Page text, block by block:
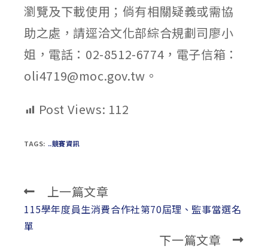
瀏覽及下載使用；倘有相關疑義或需協
助之處，請逕洽文化部綜合規劃司廖小
姐，電話：02-8512-6774，電子信箱：
oli4719@moc.gov.tw。
Post Views: 112
TAGS: ..競賽資訊
Read
more
articles
上一篇文章
115學年度員生消費合作社第70屆理、監事當選名
單
下一篇文章